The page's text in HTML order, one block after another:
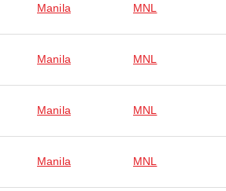
Manila MNL
Manila MNL
Manila MNL
Manila MNL